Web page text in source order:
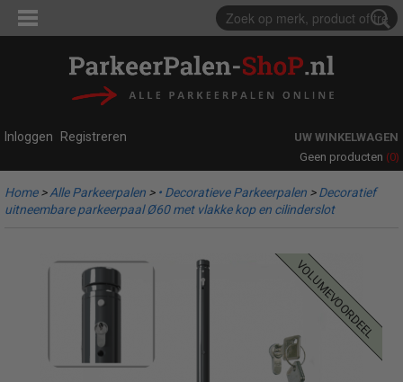
Inloggen Registreren
UW WINKELWAGEN
Geen producten (0)
Home>Alle Parkeerpalen > • Decoratieve Parkeerpalen >Decoratief
uitneembare parkeerpaal Ø60 met vlakke kop en cilinderslot
volumevoordeel